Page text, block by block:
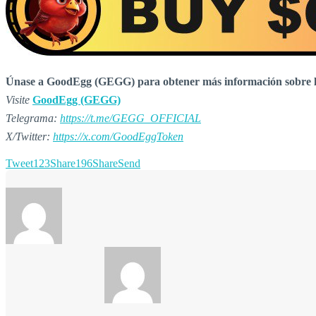
Únase a GoodEgg (GEGG) para obtener más información
Visite GoodEgg (GEGG)
Telegrama: https://t.me/GEGG_OFFICIAL
X/Twitter: https://x.com/GoodEggToken
Tweet123Share196ShareSend